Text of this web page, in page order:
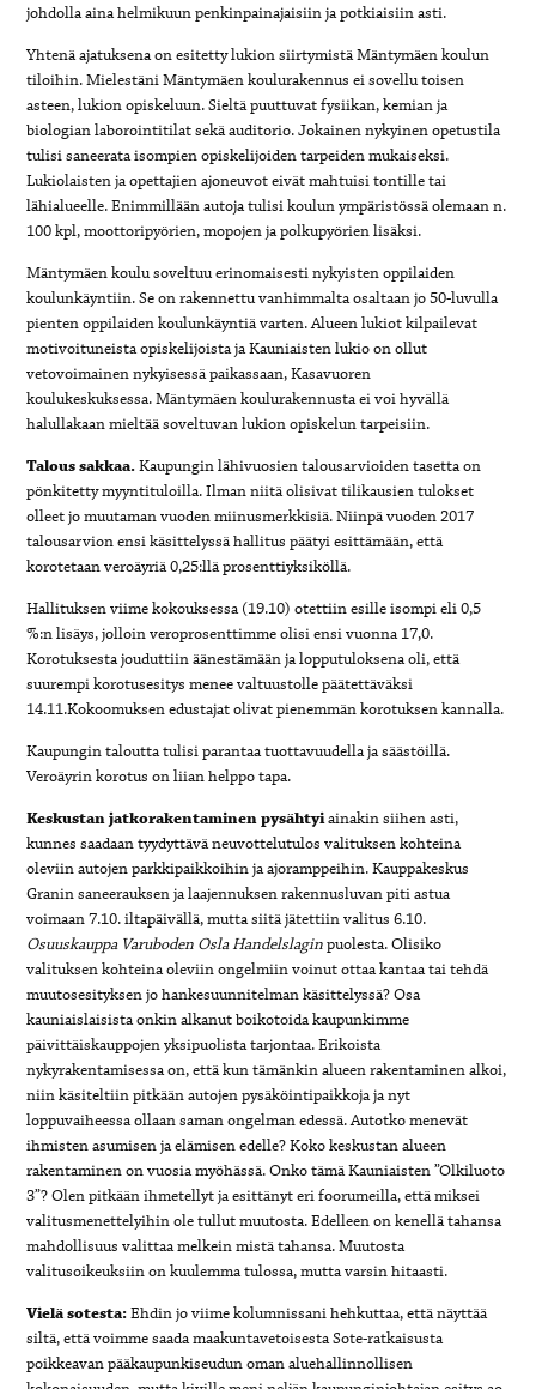
johdolla aina helmikuun penkinpainajaisiin ja potkiaisiin asti.
Yhtenä ajatuksena on esitetty lukion siirtymistä Mäntymäen koulun
tiloihin. Mielestäni Mäntymäen koulurakennus ei sovellu toisen
asteen, lukion opiskeluun. Sieltä puuttuvat fysiikan, kemian ja
biologian laborointitilat sekä auditorio. Jokainen nykyinen opetustila
tulisi saneerata isompien opiskelijoiden tarpeiden mukaiseksi.
Lukiolaisten ja opettajien ajoneuvot eivät mahtuisi tontille tai
lähialueelle. Enimmillään autoja tulisi koulun ympäristössä olemaan n.
100 kpl, moottoripyörien, mopojen ja polkupyörien lisäksi.
Mäntymäen koulu soveltuu erinomaisesti nykyisten oppilaiden
koulunkäyntiin. Se on rakennettu vanhimmalta osaltaan jo 50-luvulla
pienten oppilaiden koulunkäyntiä varten. Alueen lukiot kilpailevat
motivoituneista opiskelijoista ja Kauniaisten lukio on ollut
vetovoimainen nykyisessä paikassaan, Kasavuoren
koulukeskuksessa. Mäntymäen koulurakennusta ei voi hyvällä
halullakaan mieltää soveltuvan lukion opiskelun tarpeisiin.
Talous sakkaa.Kaupungin lähivuosien talousarvioiden tasetta on
pönkitetty myyntituloilla. Ilman niitä olisivat tilikausien tulokset
olleet jo muutaman vuoden miinusmerkkisiä. Niinpä vuoden 2017
talousarvion ensi käsittelyssä hallitus päätyi esittämään, että
korotetaan veroäyriä 0,25:llä prosenttiyksiköllä.
Hallituksen viime kokouksessa (19.10) otettiin esille isompi eli 0,5
%:n lisäys, jolloin veroprosenttimme olisi ensi vuonna 17,0.
Korotuksesta jouduttiin äänestämään ja lopputuloksena oli, että
suurempi korotusesitys menee valtuustolle päätettäväksi
14.11.Kokoomuksen edustajat olivat pienemmän korotuksen kannalla.
Kaupungin taloutta tulisi parantaa tuottavuudella ja säästöillä.
Veroäyrin korotus on liian helppo tapa.
Keskustan jatkorakentaminen pysähtyiainakin siihen asti,
kunnes saadaan tyydyttävä neuvottelutulos valituksen kohteina
oleviin autojen parkkipaikkoihin ja ajoramppeihin. Kauppakeskus
Granin saneerauksen ja laajennuksen rakennusluvan piti astua
voimaan 7.10. iltapäivällä, mutta siitä jätettiin valitus 6.10.
Osuuskauppa Varuboden Osla Handelslaginpuolesta. Olisiko
valituksen kohteina oleviin ongelmiin voinut ottaa kantaa tai tehdä
muutosesityksen jo hankesuunnitelman käsittelyssä? Osa
kauniaislaisista onkin alkanut boikotoida kaupunkimme
päivittäiskauppojen yksipuolista tarjontaa. Erikoista
nykyrakentamisessa on, että kun tämänkin alueen rakentaminen alkoi,
niin käsiteltiin pitkään autojen pysäköintipaikkoja ja nyt
loppuvaiheessa ollaan saman ongelman edessä. Autotko menevät
ihmisten asumisen ja elämisen edelle? Koko keskustan alueen
rakentaminen on vuosia myöhässä. Onko tämä Kauniaisten ”Olkiluoto
3”? Olen pitkään ihmetellyt ja esittänyt eri foorumeilla, että miksei
valitusmenettelyihin ole tullut muutosta. Edelleen on kenellä tahansa
mahdollisuus valittaa melkein mistä tahansa. Muutosta
valitusoikeuksiin on kuulemma tulossa, mutta varsin hitaasti.
Vielä sotesta:Ehdin jo viime kolumnissani hehkuttaa, että näyttää
siltä, että voimme saada maakuntavetoisesta Sote-ratkaisusta
poikkeavan pääkaupunkiseudun oman aluehallinnollisen